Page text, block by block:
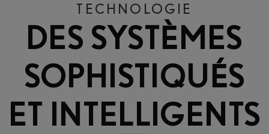
TECHNOLOGIE
DES SYSTÈMES
SOPHISTIQUÉS
ET INTELLIGENTS